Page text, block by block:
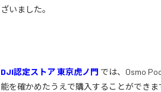
ざいました。
DJI認定ストア 東京虎ノ門 では、Osmo
能を確かめたうえで購入することができ